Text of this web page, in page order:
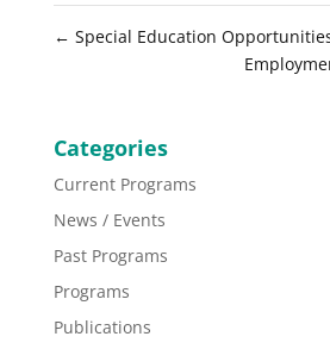
← Special Education
Categories
Current Programs
News / Events
Past Programs
Programs
Publications